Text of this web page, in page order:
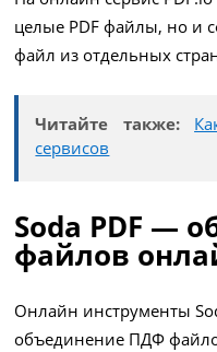
целые PDF файлы, но и
файл из отдельных
Читайте также:
сервисов
Soda PDF —
файлов
Онлайн инструменты
объединение ПДФ